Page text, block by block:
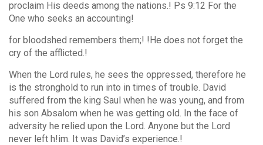
proclaim His deeds among the nations.! Ps 9:12 For the
One who seeks an accounting!
for bloodshed remembers them;! !He does not forget the
cry of the afflicted.!
When the Lord rules, he sees the oppressed, therefore he
is the stronghold to run into in times of trouble. David
suffered from the king Saul when he was young, and from
his son Absalom when he was getting old. In the face of
adversity he relied upon the Lord. Anyone but the Lord
never left h!im. It was David’s experience.!